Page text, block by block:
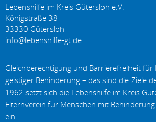
Lebenshilfe im Kreis Gütersloh e.V.
Königstraße 38
33330 Gütersloh
Gleichberechtigung und Barrierefreiheit für
geistiger Behinderung – das sind die Ziele
1962 setzt sich die Lebenshilfe im Kreis
Elternverein für Menschen mit
ein.